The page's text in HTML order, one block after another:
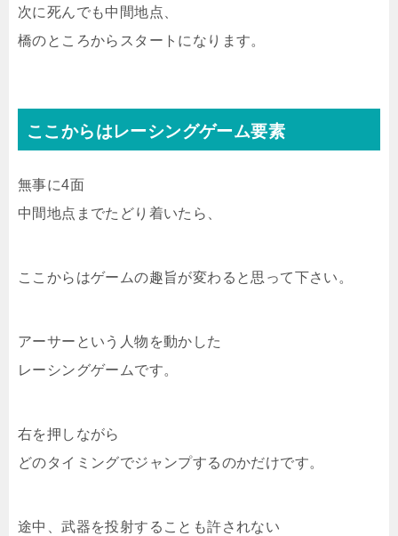
次に死んでも中間地点、
橋のところからスタートになります。
ここからはレーシングゲーム要素
無事に4面
中間地点までたどり着いたら、
ここからはゲームの趣旨が変わると思って下さい。
アーサーという人物を動かした
レーシングゲームです。
右を押しながら
どのタイミングでジャンプするのかだけです。
途中、武器を投射することも許されない